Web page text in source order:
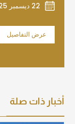
22 ديسمبر 2025
عرض التفاصيل
أخبار ذات صلة